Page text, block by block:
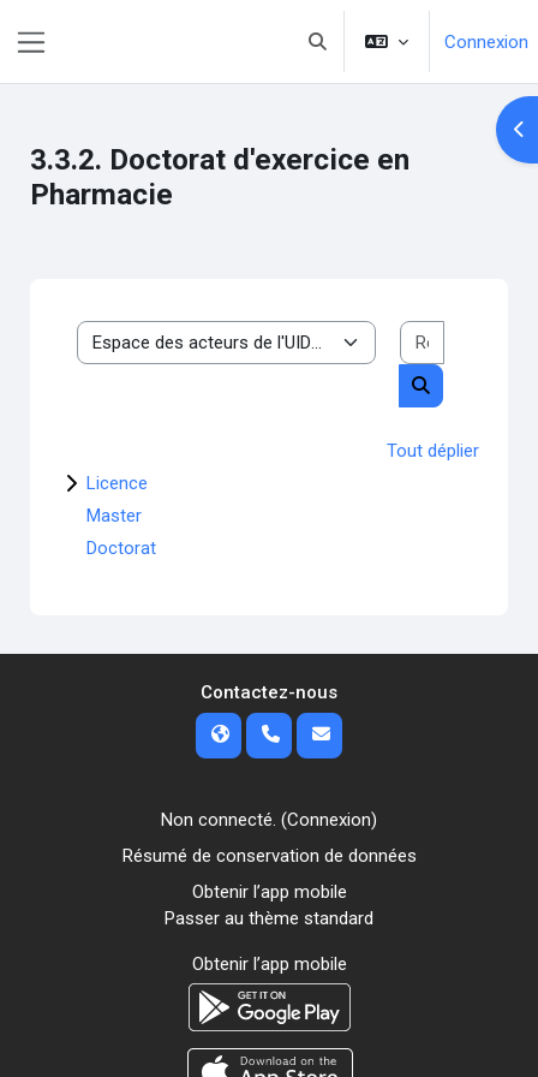
Activer/désactiver la saisie
Connexion
3.3.2. Doctorat d'exercice en
Pharmacie
Catégories de cours
Rechercher
Tout déplier
Licence
Master
Doctorat
Contactez-nous
Non connecté. (Connexion)
Résumé de conservation de données
Obtenir l’app mobile
Passer au thème standard
Obtenir l’app mobile